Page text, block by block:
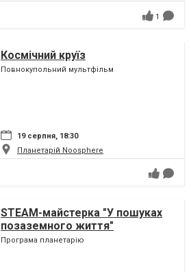
1
Космічний круїз
Повнокупольний мультфільм
19 серпня, 18:30
Планетарій Noosphere
STEAM-майстерка "У пошуках
позаземного життя"
Програма планетарію